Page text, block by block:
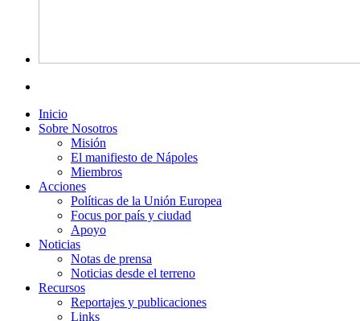
Inicio
Sobre Nosotros
Misión
El manifiesto de Nápoles
Miembros
Acciones
Políticas de la Unión Europea
Focus por país y ciudad
Apoyo
Noticias
Notas de prensa
Noticias desde el terreno
Recursos
Reportajes y publicaciones
Links